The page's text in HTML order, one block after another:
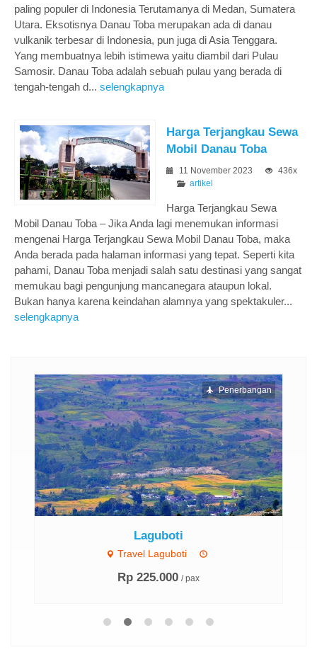
paling populer di Indonesia Terutamanya di Medan, Sumatera
Utara. Eksotisnya Danau Toba merupakan ada di danau
vulkanik terbesar di Indonesia, pun juga di Asia Tenggara.
Yang membuatnya lebih istimewa yaitu diambil dari Pulau
Samosir. Danau Toba adalah sebuah pulau yang berada di
tengah-tengah d... selengkapnya
Harga Terjangkau Sewa
Mobil Danau Toba
11 November 2023
436x
artikel
Harga Terjangkau Sewa
Mobil Danau Toba – Jika Anda lagi menemukan informasi
mengenai Harga Terjangkau Sewa Mobil Danau Toba, maka
Anda berada pada halaman informasi yang tepat. Seperti kita
pahami, Danau Toba menjadi salah satu destinasi yang sangat
memukau bagi pengunjung mancanegara ataupun lokal.
Bukan hanya karena keindahan alamnya yang spektakuler...
selengkapnya
Laguboti
Travel Laguboti
Rp 225.000 / pax
Penerbangan